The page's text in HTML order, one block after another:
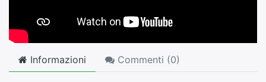
Informazioni Commenti (0)